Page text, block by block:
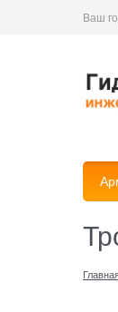
Ваш